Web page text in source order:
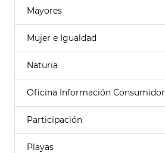
Mayores
Mujer e Igualdad
Naturia
Oficina Información Consumidor
Participación
Playas